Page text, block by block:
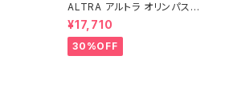
ALTRA アルトラ オリンパス 5
メンズ Navy
¥17,710
30%OFF